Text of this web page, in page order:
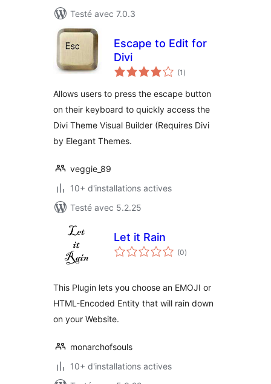
Testé avec 7.0.3
Escape to Edit for
Divi
(1 notes
en
)
Allows users to press the escape button
on their keyboard to quickly access the
Divi Theme Visual Builder (Requires Divi
by Elegant Themes.
veggie_89
10+ d'installations actives
Testé avec 5.2.25
Let it Rain
(0notes
en
)
This Plugin lets you choose an EMOJI or
HTML-Encoded Entity that will rain down
on your Website.
monarchofsouls
10+ d'installations actives